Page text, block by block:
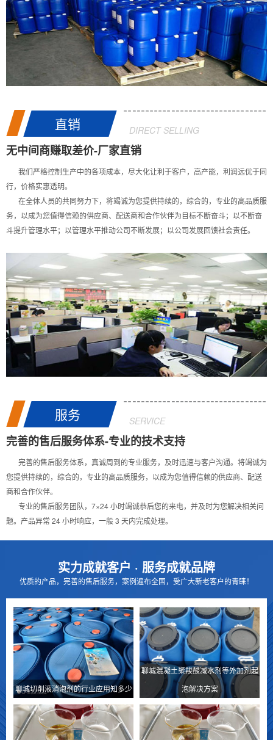
直销 DIRECT SELLING
无中间商赚取差价-厂家直销
我们严格控制生产中的各项成本，尽大化让利于客户，高产能，利润远优于同
行，价格实惠透明。
在全体人员的共同努力下，将竭诚为您提供持续的，综合的，专业的高品质服
务，以成为您值得信赖的供应商、配送商和合作伙伴为目标不断奋斗；以不断奋
斗提升管理水平；以管理水平推动公司不断发展；以公司发展回馈社会责任。
服务 SERVICE
完善的售后服务体系-专业的技术支持
完善的售后服务体系，真诚周到的专业服务，及时迅速与客户沟通。将竭诚为
您提供持续的，综合的，专业的高品质服务，以成为您值得信赖的供应商、配送
商和合作伙伴。
专业的售后服务团队，7×24 小时竭诚恭后您的来电，并及时为您解决相关问
题。产品异常 24 小时响应，一般 3 天内完成处理。
实力成就客户 · 服务成就品牌
优质的产品，完善的售后服务，案例遍布全国，受广大新老客户的青睐！
聊城切削液消泡剂的行业应用知多少
聊城混凝土聚羧酸减水剂等外加剂起
泡解决方案